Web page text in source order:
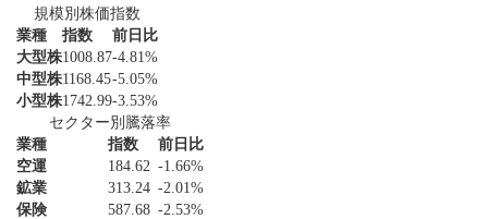
規模別株価指数
業種
指数
前日比
大型株1008.87-4.81%
中型株1168.45-5.05%
小型株1742.99-3.53%
セクター別騰落率
業種
指数
前日比
空運
184.62 -1.66%
鉱業
313.24 -2.01%
保険
587.68 -2.53%